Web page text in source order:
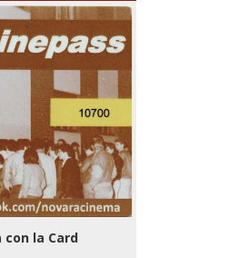
la Card